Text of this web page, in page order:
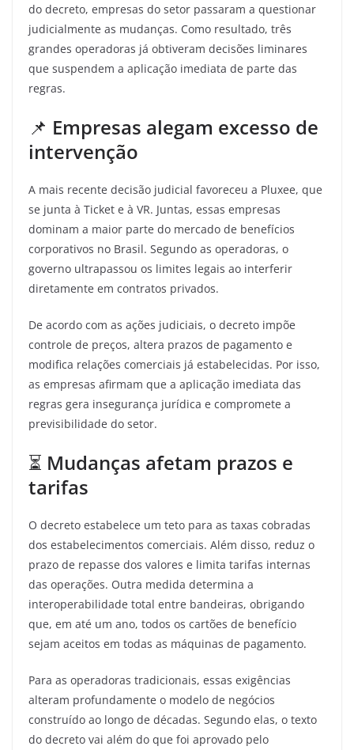
do decreto, empresas do setor passaram a questionar
judicialmente as mudanças. Como resultado, três
grandes operadoras já obtiveram decisões liminares
que suspendem a aplicação imediata de parte das
regras.
📌 Empresas alegam excesso de
intervenção
A mais recente decisão judicial favoreceu a Pluxee, que
se junta à Ticket e à VR. Juntas, essas empresas
dominam a maior parte do mercado de benefícios
corporativos no Brasil. Segundo as operadoras, o
governo ultrapassou os limites legais ao interferir
diretamente em contratos privados.
De acordo com as ações judiciais, o decreto impõe
controle de preços, altera prazos de pagamento e
modifica relações comerciais já estabelecidas. Por isso,
as empresas afirmam que a aplicação imediata das
regras gera insegurança jurídica e compromete a
previsibilidade do setor.
⏳ Mudanças afetam prazos e
tarifas
O decreto estabelece um teto para as taxas cobradas
dos estabelecimentos comerciais. Além disso, reduz o
prazo de repasse dos valores e limita tarifas internas
das operações. Outra medida determina a
interoperabilidade total entre bandeiras, obrigando
que, em até um ano, todos os cartões de benefício
sejam aceitos em todas as máquinas de pagamento.
Para as operadoras tradicionais, essas exigências
alteram profundamente o modelo de negócios
construído ao longo de décadas. Segundo elas, o texto
do decreto vai além do que foi aprovado pelo